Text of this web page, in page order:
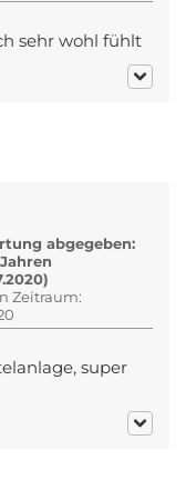
sehr wohl fühlt
abgegeben:
Zeitraum:
super